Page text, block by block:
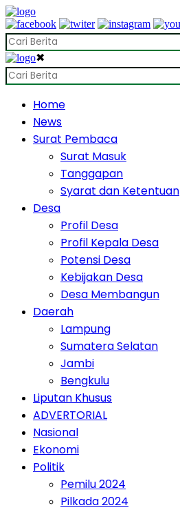
✖
Home
News
Surat Pembaca
Surat Masuk
Tanggapan
Syarat dan Ketentuan
Desa
Profil Desa
Profil Kepala Desa
Potensi Desa
Kebijakan Desa
Desa Membangun
Daerah
Lampung
Sumatera Selatan
Jambi
Bengkulu
Liputan Khusus
ADVERTORIAL
Nasional
Ekonomi
Politik
Pemilu 2024
Pilkada 2024